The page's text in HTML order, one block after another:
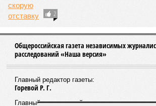
рассмотрят в кассации
05/08
В Башкирии гостья лишилась 600
ЕЩЕ НОВОСТИ